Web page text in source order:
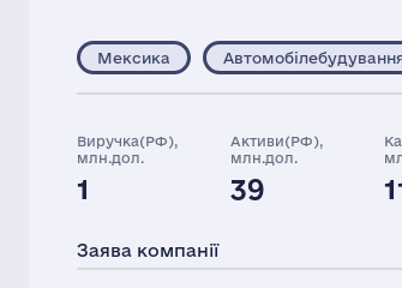
Мексика
Виручка(РФ),
млн.дол.
1
Активи(РФ),
млн.дол.
39
Заява компанії